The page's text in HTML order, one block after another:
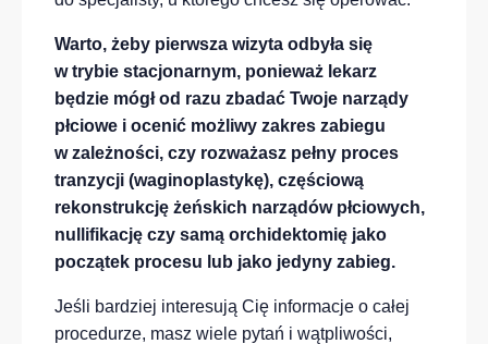
Warto, żeby pierwsza wizyta odbyła się
w trybie stacjonarnym, ponieważ lekarz
będzie mógł od razu zbadać Twoje narządy
płciowe i ocenić możliwy zakres zabiegu
w zależności, czy rozważasz pełny proces
tranzycji (waginoplastykę), częściową
rekonstrukcję żeńskich narządów płciowych,
nullifikację czy samą orchidektomię jako
początek procesu lub jako jedyny zabieg.
Jeśli bardziej interesują Cię informacje o całej
procedurze, masz wiele pytań i wątpliwości,